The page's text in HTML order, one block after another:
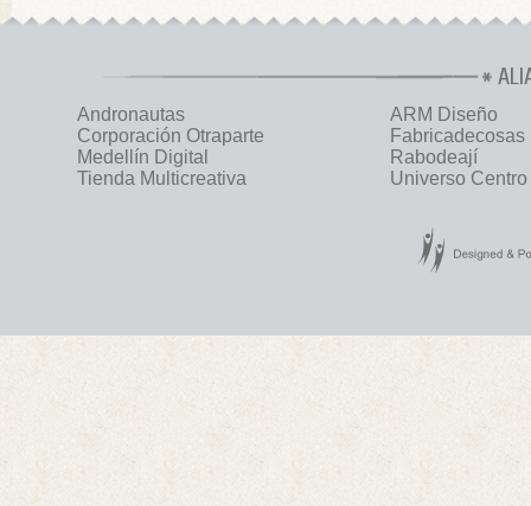
Andronautas
ARM Diseño
Corporación Otraparte
Fabricadecosas
Medellín Digital
Rabodeají
Tienda Multicreativa
Universo Centro